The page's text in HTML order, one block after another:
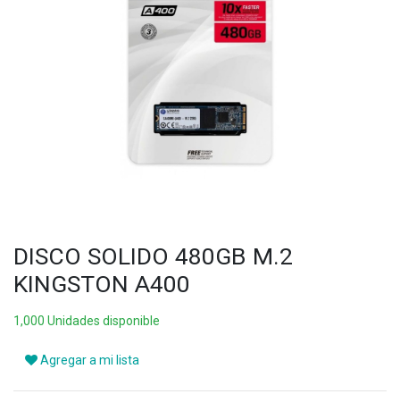
DISCO SOLIDO 480GB M.2
KINGSTON A400
1,000 Unidades disponible
Agregar a mi lista